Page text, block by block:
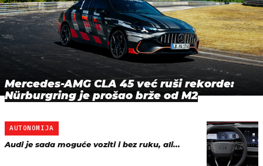
Mercedes-AMG CLA 45 već ruši rekorde:
Nürburgring je prošao brže od M2
AUTONOMIJA
Audi je sada moguće voziti i bez ruku, ali...